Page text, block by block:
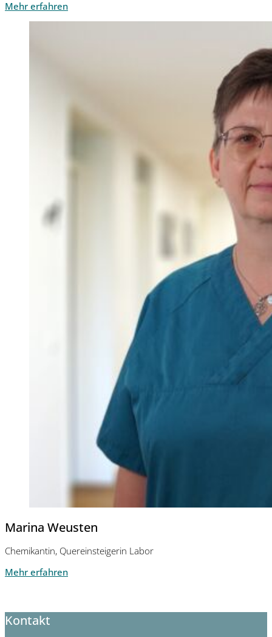
Mehr erfahren
Marina Weusten
Chemikantin, Quereinsteigerin Labor
Mehr erfahren
Kontakt